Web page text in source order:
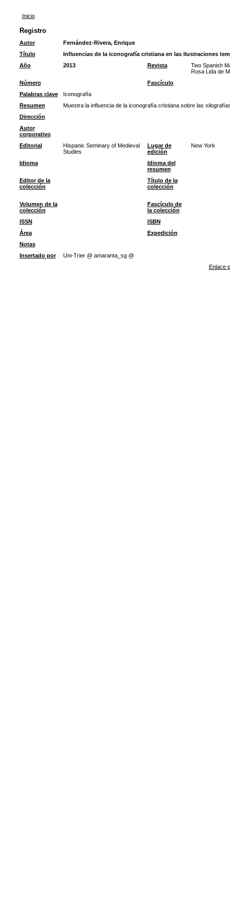
Inicio
Registro
Autor
Fernández-Rivera, Enrique
Título
Influencias de la iconografía cristiana en las ilustraciones
Año
2013 Revista
Two Spanish
Rosa Lida de
Número
Fascículo
Palabras clave
Iconografía
Resumen
Muestra la influencia de la iconografía cristiana sobre las
Dirección
Autor
corporativo
Editorial
Hispanic Seminary of Medieval
Studies
Lugar de
edición
New York
Idioma
Idioma del
resumen
Editor de la
colección
Título de la
colección
Volumen de la
colección
Fascículo de
la colección
ISSN
ISBN
Área
Expedición
Notas
Insertado por
Uni-Trier @ amaranta_sg @
Enlace